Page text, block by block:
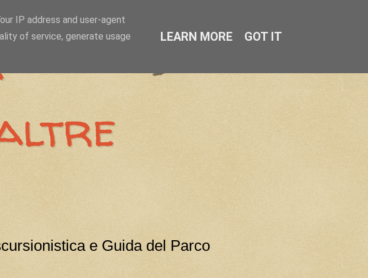
e Guida del Parco
IP address and user-agent
of service, generate usage
LEARN MORE GOT IT